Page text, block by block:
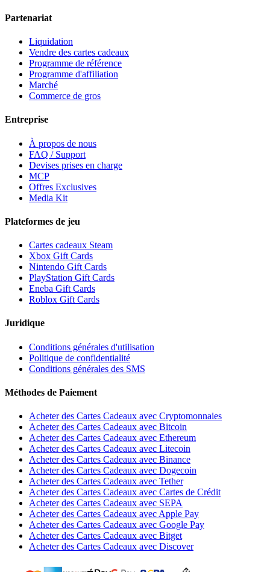
Partenariat
Liquidation
Vendre des cartes cadeaux
Programme de référence
Programme d'affiliation
Marché
Commerce de gros
Entreprise
À propos de nous
FAQ / Support
Devises prises en charge
MCP
Offres Exclusives
Media Kit
Plateformes de jeu
Cartes cadeaux Steam
Xbox Gift Cards
Nintendo Gift Cards
PlayStation Gift Cards
Eneba Gift Cards
Roblox Gift Cards
Juridique
Conditions générales d'utilisation
Politique de confidentialité
Conditions générales des SMS
Méthodes de Paiement
Acheter des Cartes Cadeaux avec Cryptomonnaies
Acheter des Cartes Cadeaux avec Bitcoin
Acheter des Cartes Cadeaux avec Ethereum
Acheter des Cartes Cadeaux avec Litecoin
Acheter des Cartes Cadeaux avec Binance
Acheter des Cartes Cadeaux avec Dogecoin
Acheter des Cartes Cadeaux avec Tether
Acheter des Cartes Cadeaux avec Cartes de Crédit
Acheter des Cartes Cadeaux avec SEPA
Acheter des Cartes Cadeaux avec Apple Pay
Acheter des Cartes Cadeaux avec Google Pay
Acheter des Cartes Cadeaux avec Bitget
Acheter des Cartes Cadeaux avec Discover